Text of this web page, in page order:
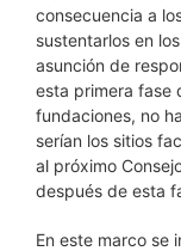
consecuencia a
sustentarlos en
asunción de
esta primera fase
fundaciones, no
serían los sitios
al próximo
después de esta
En este marco se